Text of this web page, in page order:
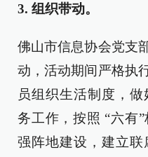
3. 组织带动。
佛山市信息协会党支
动，活动期间严格执
员组织生活制度，
务工作，按照 “六有
强阵地建设，建立